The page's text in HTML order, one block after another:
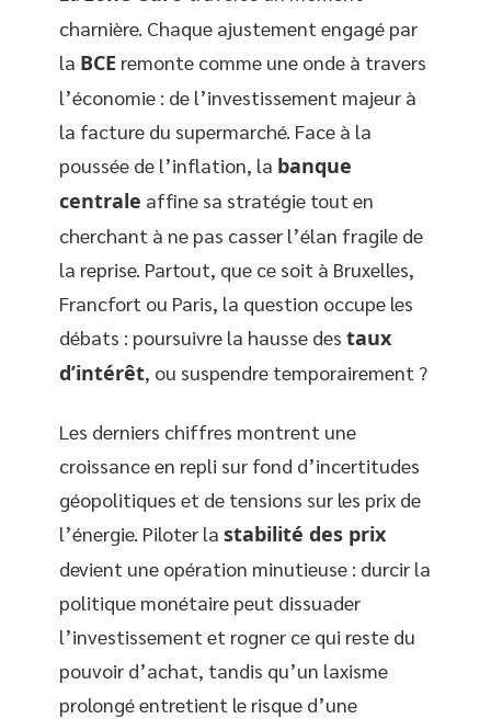
charnière. Chaque ajustement engagé par
la BCE remonte comme une onde à travers
l’économie : de l’investissement majeur à
la facture du supermarché. Face à la
poussée de l’inflation, la banque
centrale affine sa stratégie tout en
cherchant à ne pas casser l’élan fragile de
la reprise. Partout, que ce soit à Bruxelles,
Francfort ou Paris, la question occupe les
débats : poursuivre la hausse des taux
d’intérêt, ou suspendre temporairement ?
Les derniers chiffres montrent une
croissance en repli sur fond d’incertitudes
géopolitiques et de tensions sur les prix de
l’énergie. Piloter la stabilité des prix
devient une opération minutieuse : durcir la
politique monétaire peut dissuader
l’investissement et rogner ce qui reste du
pouvoir d’achat, tandis qu’un laxisme
prolongé entretient le risque d’une